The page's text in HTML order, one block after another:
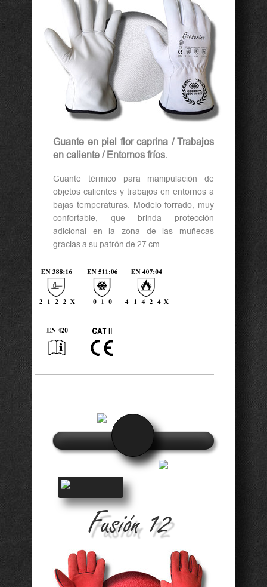
Guante en piel flor caprina / Trabajos
en caliente / Entornos fríos.
Guante térmico para manipulación de
objetos calientes y trabajos en entornos a
bajas temperaturas. Modelo forrado, muy
confortable, que brinda protección
adicional en la zona de las muñecas
gracias a su patrón de 27 cm.
Fusión 12